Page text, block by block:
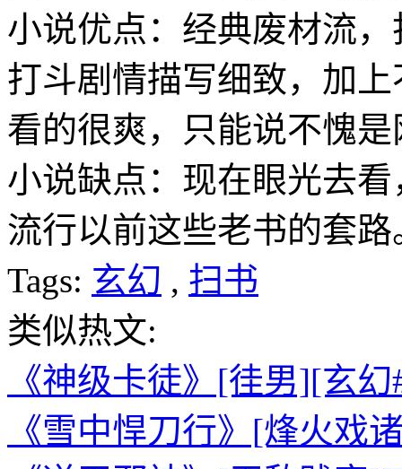
小说优点：经典废材流
打斗剧情描写细致，加
看的很爽，只能说不愧
小说缺点：现在眼光去
流行以前这些老书的套路
Tags: 玄幻 , 扫书
类似热文:
《神级卡徒》[徍男][玄
《雪中悍刀行》[烽火戏